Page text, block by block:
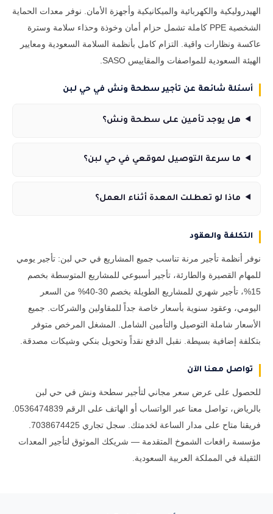
الهيدروليكية والكهربائية والميكانيكية وأجهزة الأمان. نوفر معدات الحماية
الشخصية PPE كاملة تشمل حزام أمان وخوذة وحذاء سلامة وسترة
عاكسة ونظارات واقية. التزام كامل بأنظمة السلامة السعودية ومعايير
الهيئة السعودية للمواصفات والمقاييس SASO.
أسئلة شائعة عن تأجير سطحة ونش في حي لبن
هل يوجد تأمين على سطحة ونش؟
ما سرعة التوصيل لموقعي في حي لبن؟
ماذا لو تعطلت المعدة أثناء العمل؟
التكلفة والعقود
نوفر أنظمة تأجير مرنة تناسب جميع المشاريع في حي لبن: تأجير يومي
للمهام القصيرة والطارئة، تأجير أسبوعي للمشاريع المتوسطة بخصم
15%، تأجير شهري للمشاريع الطويلة بخصم 30-40% من السعر
اليومي، وعقود سنوية بأسعار خاصة جداً للمقاولين والشركات. جميع
الأسعار شاملة التوصيل والتأمين الشامل. المشغل المرخص متوفر
بتكلفة إضافية بسيطة. نقبل الدفع نقداً وتحويل بنكي وشيكات مصدقة.
تواصل معنا الآن
للحصول على عرض سعر مجاني لتأجير سطحة ونش في حي لبن
مؤسسة رافعات الشموخ المتقدمة — شريكك الموثوق لتأجير المعدات
الثقيلة في المملكة العربية السعودية.